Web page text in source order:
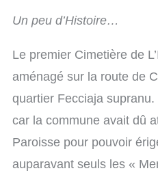
Un peu d’Histoire…
Le premier Cimetière de
aménagé sur la route de
quartier Fecciaja
car la commune avait dû
Paroisse pour pouvoir
auparavant seuls les «